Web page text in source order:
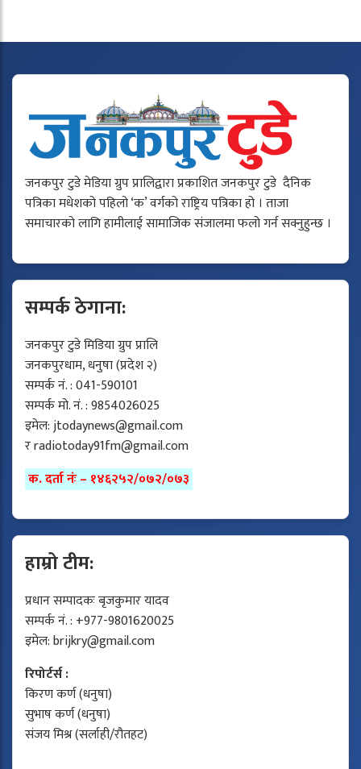
जनकपुर टुडे मेडिया ग्रुप प्रालिद्वारा प्रकाशित जनकपुर टुडे दैनिक
पत्रिका मधेशको पहिलो ‘क’ वर्गको राष्ट्रिय पत्रिका हो । ताजा
समाचारको लागि हामीलाई सामाजिक संजालमा फलो गर्न सक्नुहुन्छ ।
सम्पर्क ठेगाना:
जनकपुर टुडे मिडिया ग्रुप प्रालि
जनकपुरधाम, धनुषा (प्रदेश २)
सम्पर्क नं. : 041-590101
सम्पर्क मो. नं. : 9854026025
इमेल:jtodaynews@gmail.com
रradiotoday91fm@gmail.com
क. दर्ता नंः – १४६२५२/०७२/०७३
हाम्रो टीम:
प्रधान सम्पादकः बृजकुमार यादव
सम्पर्क नं. : +977-9801620025
इमेल:brijkry@gmail.com
रिपोर्टर्स :
किरण कर्ण (धनुषा)
सुभाष कर्ण (धनुषा)
संजय मिश्र (सर्लाही/रौतहट)